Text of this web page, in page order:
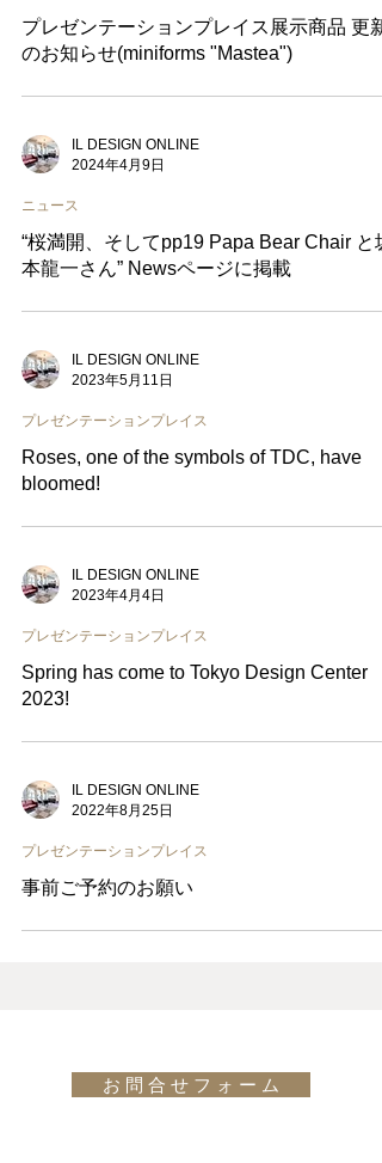
プレゼンテーションプレイス展示商品 更新
のお知らせ(miniforms "Mastea")
IL DESIGN ONLINE
2024年4月9日
ニュース
“桜満開、そしてpp19 Papa Bear Chair と
本龍一さん” Newsページに掲載
IL DESIGN ONLINE
2023年5月11日
プレゼンテーションプレイス
Roses, one of the symbols of TDC, have
bloomed!
IL DESIGN ONLINE
2023年4月4日
プレゼンテーションプレイス
Spring has come to Tokyo Design Center
2023!
IL DESIGN ONLINE
2022年8月25日
プレゼンテーションプレイス
事前ご予約のお願い
お 問 合 せ フ ォ ー ム